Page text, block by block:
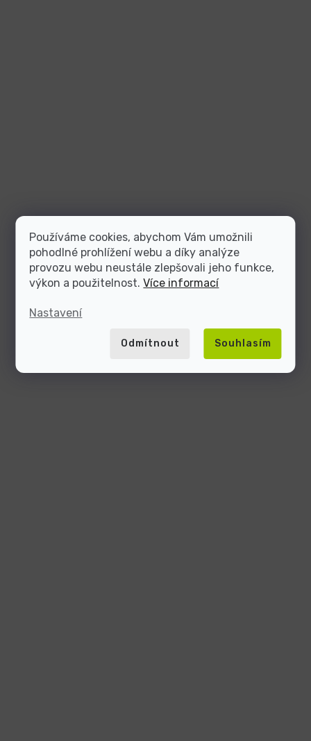
Používáme cookies, abychom Vám umožnili
pohodlné prohlížení webu a díky analýze
provozu webu neustále zlepšovali jeho funkce,
výkon a použitelnost.Více informací
Nastavení
Odmítnout Souhlasím